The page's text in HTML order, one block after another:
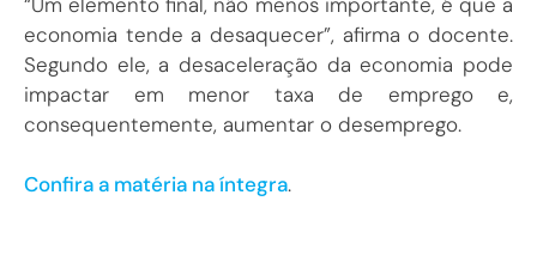
economia tende a desaquecer”, afirma o docente.
Segundo ele, a desaceleração da economia pode
impactar em menor taxa de emprego e,
consequentemente, aumentar o desemprego.
Confira a matéria na íntegra.